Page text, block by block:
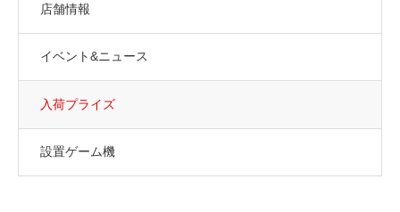
店舗情報
イベント&ニュース
入荷プライズ
設置ゲーム機